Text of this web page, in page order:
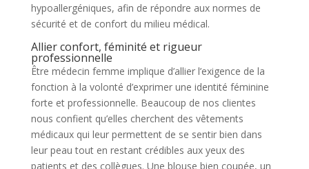
hypoallergéniques, afin de répondre aux normes de
sécurité et de confort du milieu médical.
Allier confort, féminité et rigueur
professionnelle
Être médecin femme implique d’allier l’exigence de la
fonction à la volonté d’exprimer une identité féminine
forte et professionnelle. Beaucoup de nos clientes
nous confient qu’elles cherchent des vêtements
médicaux qui leur permettent de se sentir bien dans
leur peau tout en restant crédibles aux yeux des
patients et des collègues. Une blouse bien coupée, un